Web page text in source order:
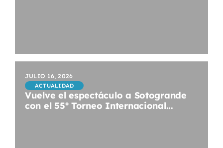
JULIO 16, 2026
ACTUALIDAD
Vuelve el espectáculo a Sotogrande
con el 55º Torneo Internacional...